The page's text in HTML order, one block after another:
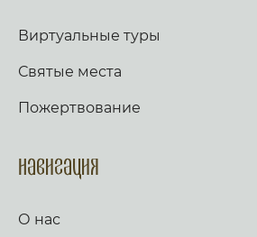
Виртуальные туры
Святые места
Пожертвование
Навигация
О нас